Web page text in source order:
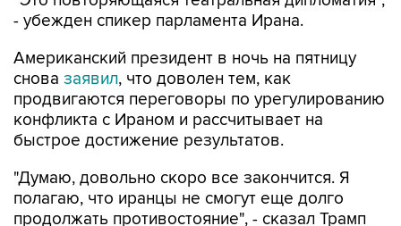
- убежден спикер парламента Ирана.
Американский президент в ночь на пятницу
снова заявил, что доволен тем, как
продвигаются переговоры по урегулированию
конфликта с Ираном и рассчитывает на
быстрое достижение результатов.
"Думаю, довольно скоро все закончится. Я
полагаю, что иранцы не смогут еще долго
продолжать противостояние", - сказал Трамп